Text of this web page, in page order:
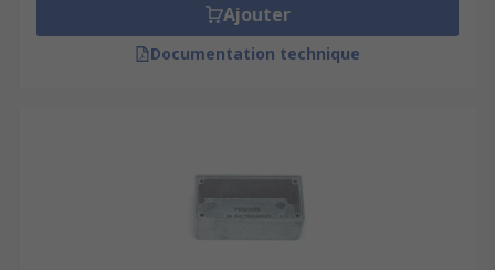
Ajouter
Documentation technique